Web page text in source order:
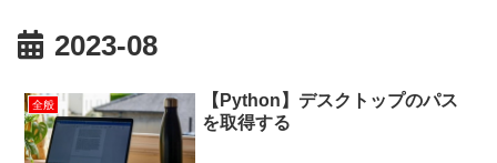
2023-08
全般
【Python】デスクトップのパス
を取得する